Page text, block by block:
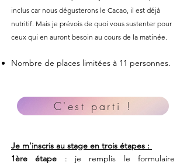
inclus car nous dégusterons le Cacao, il est déjà
nutritif. Mais je prévois de quoi vous sustenter pour
ceux qui en auront besoin au cours de la matinée.
Nombre de places limitées à 11 personnes.
C'est parti !
Je m'inscris au stage en trois étapes :
1ère étape : je remplis le formulaire